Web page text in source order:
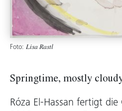
Foto: Lisa Rastl
Springtime, mostly
Róza El-Hassan fertigt